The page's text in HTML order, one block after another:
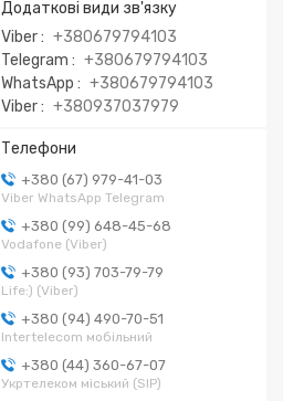
Viber
+380679794103
Telegram
+380679794103
WhatsApp
+380679794103
Viber
+380937037979
+380 (67) 979-41-03
Viber WhatsApp Telegram
+380 (99) 648-45-68
Vodafone (Viber)
+380 (93) 703-79-79
Life:) (Viber)
+380 (94) 490-70-51
Intertelecom мобільний
+380 (44) 360-67-07
Укртелеком міський (SIP)